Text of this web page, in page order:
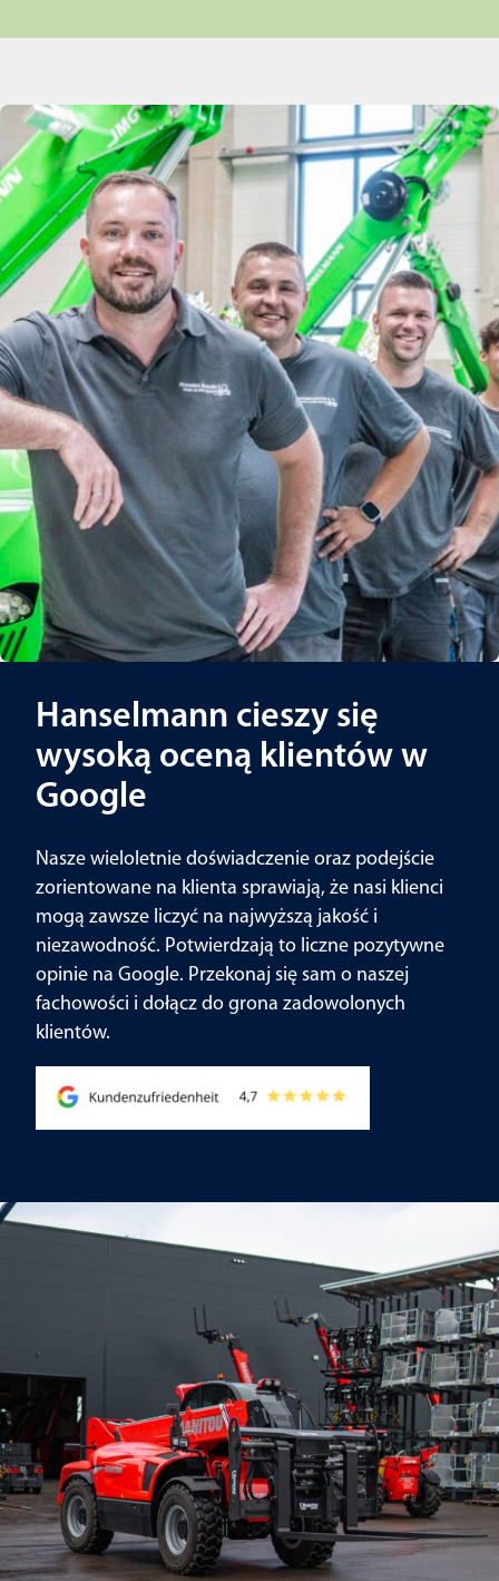
Hanselmann cieszy się
wysoką oceną klientów w
Google
Nasze wieloletnie doświadczenie oraz podejście
zorientowane na klienta sprawiają, że nasi klienci
mogą zawsze liczyć na najwyższą jakość i
niezawodność. Potwierdzają to liczne pozytywne
opinie na Google. Przekonaj się sam o naszej
fachowości i dołącz do grona zadowolonych
klientów.